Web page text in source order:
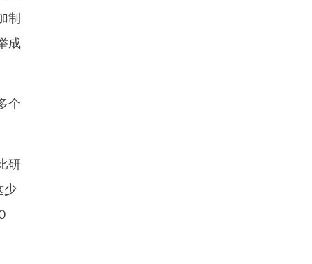
制
成
个
研
少